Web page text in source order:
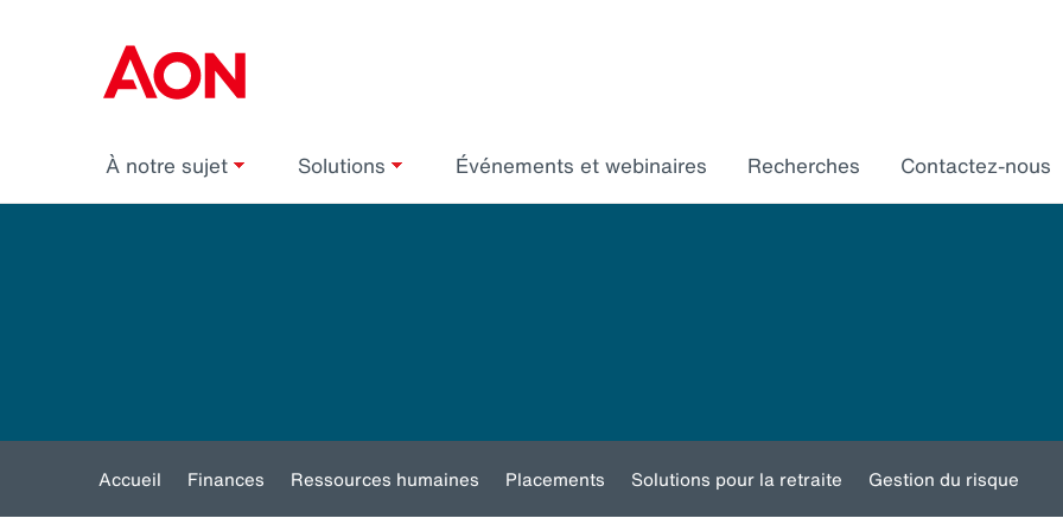
À notre sujet Solutions Événements et webinaires Recherches Contactez-nous
Accueil Finances
Toggle
Ressources humaines
Toggle
Placements
Toggle
Solutions pour la retraite
Toggle
Gestion du risque